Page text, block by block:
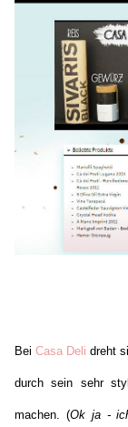
BeiCasa Deli dreht
durch sein sehr
machen. (Ok ja -